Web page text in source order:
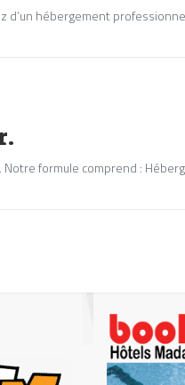
d’un hébergement
formule comprend :